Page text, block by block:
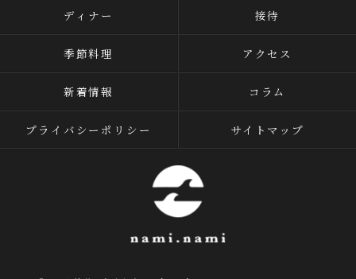
ディナー 接待
季節料理 アクセス
新着情報 コラム
プライバシーポリシー サイトマップ